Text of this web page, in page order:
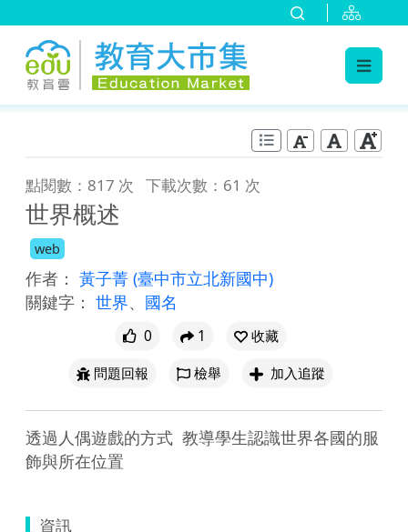
點閱數：817 次 下載次數：61 次
世界概述
web
作者： 黃子菁 (臺中市立北新國中)
關鍵字： 世界、 國名
0 1
收藏
問題回報
檢舉 加入追蹤
透過人偶遊戲的方式  教導學生認識世界各國的服
飾與所在位置
資訊